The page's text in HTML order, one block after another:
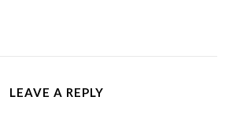
LEAVE A REPLY